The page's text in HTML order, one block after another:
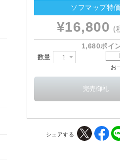
ソフマップ特価
¥16,800 (
1,680ポイ
数量
お
シェアする